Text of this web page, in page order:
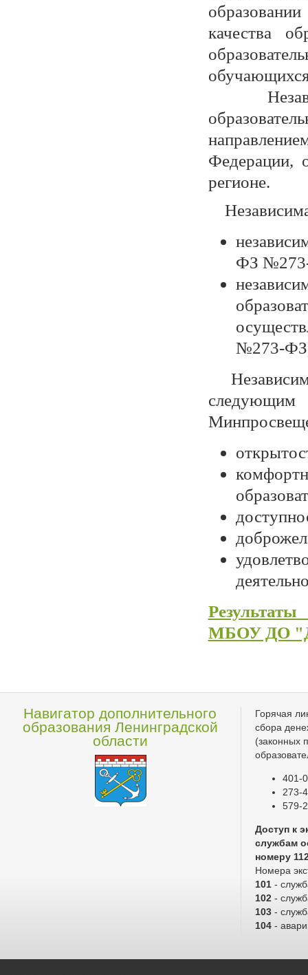
качества
Федерации,
регионе.
ФЗ
№273-
следующим
МБОУ ДО
Навигатор дополнительного
образования Ленинградской
области
Горячая
сбора
(законных
401-
273-
579-
Доступ к
службам
номеру
Номера
101-
102-
103-
104-